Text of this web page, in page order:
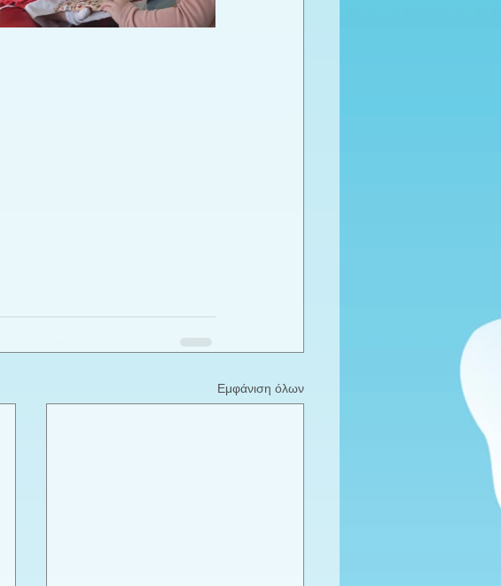
Εμφάνιση όλων